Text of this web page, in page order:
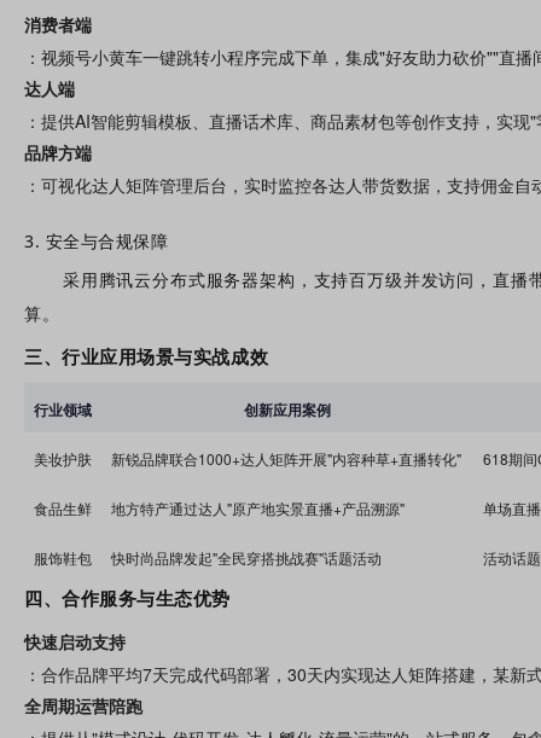
消费者端
：视频号小黄车一键跳转小程序完成下单，集成"好友助力砍价""直
达人端
：提供AI智能剪辑模板、直播话术库、商品素材包等创作支持，实
品牌方端
：可视化达人矩阵管理后台，实时监控各达人带货数据，支持佣金自
3. 安全与合规保障
采用腾讯云分布式服务器架构，支持百万级并发访问，直
算。
三、行业应用场景与实战成效
行业领域 创新应用案例
美妆护肤 新锐品牌联合1000+达人矩阵开展"内容种草+直播转化" 618期间
食品生鲜 地方特产通过达人"原产地实景直播+产品溯源" 单场直
服饰鞋包 快时尚品牌发起"全民穿搭挑战赛"话题活动 活动话
四、合作服务与生态优势
快速启动支持
：合作品牌平均7天完成代码部署，30天内实现达人矩阵搭建，某新
全周期运营陪跑